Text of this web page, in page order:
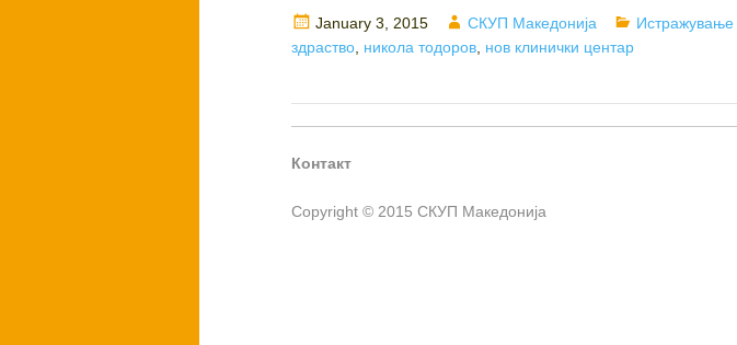
Posted
on
January 3, 2015 Author
СКУП Македонија Categories
Истражување
здраство никола тодоров нов клинички центар
Контакт
Copyright © 2015 СКУП Македонија